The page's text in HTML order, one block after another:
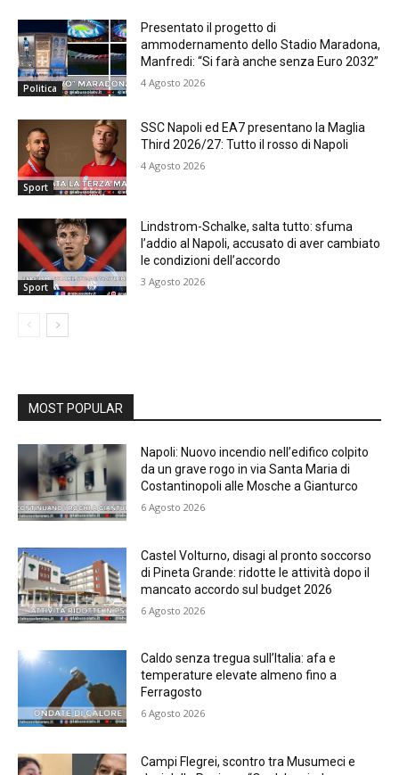
Politica
Presentato il progetto di
ammodernamento dello Stadio Maradona,
Manfredi: “Si farà anche senza Euro 2032”
4 Agosto 2026
Sport
SSC Napoli ed EA7 presentano la Maglia
Third 2026/27: Tutto il rosso di Napoli
4 Agosto 2026
Sport
Lindstrom-Schalke, salta tutto: sfuma
l’addio al Napoli, accusato di aver cambiato
le condizioni dell’accordo
3 Agosto 2026
MOST POPULAR
Napoli: Nuovo incendio nell’edifico colpito
da un grave rogo in via Santa Maria di
Costantinopoli alle Mosche a Gianturco
6 Agosto 2026
Castel Volturno, disagi al pronto soccorso
di Pineta Grande: ridotte le attività dopo il
mancato accordo sul budget 2026
6 Agosto 2026
Caldo senza tregua sull’Italia: afa e
temperature elevate almeno fino a
Ferragosto
6 Agosto 2026
Campi Flegrei, scontro tra Musumeci e